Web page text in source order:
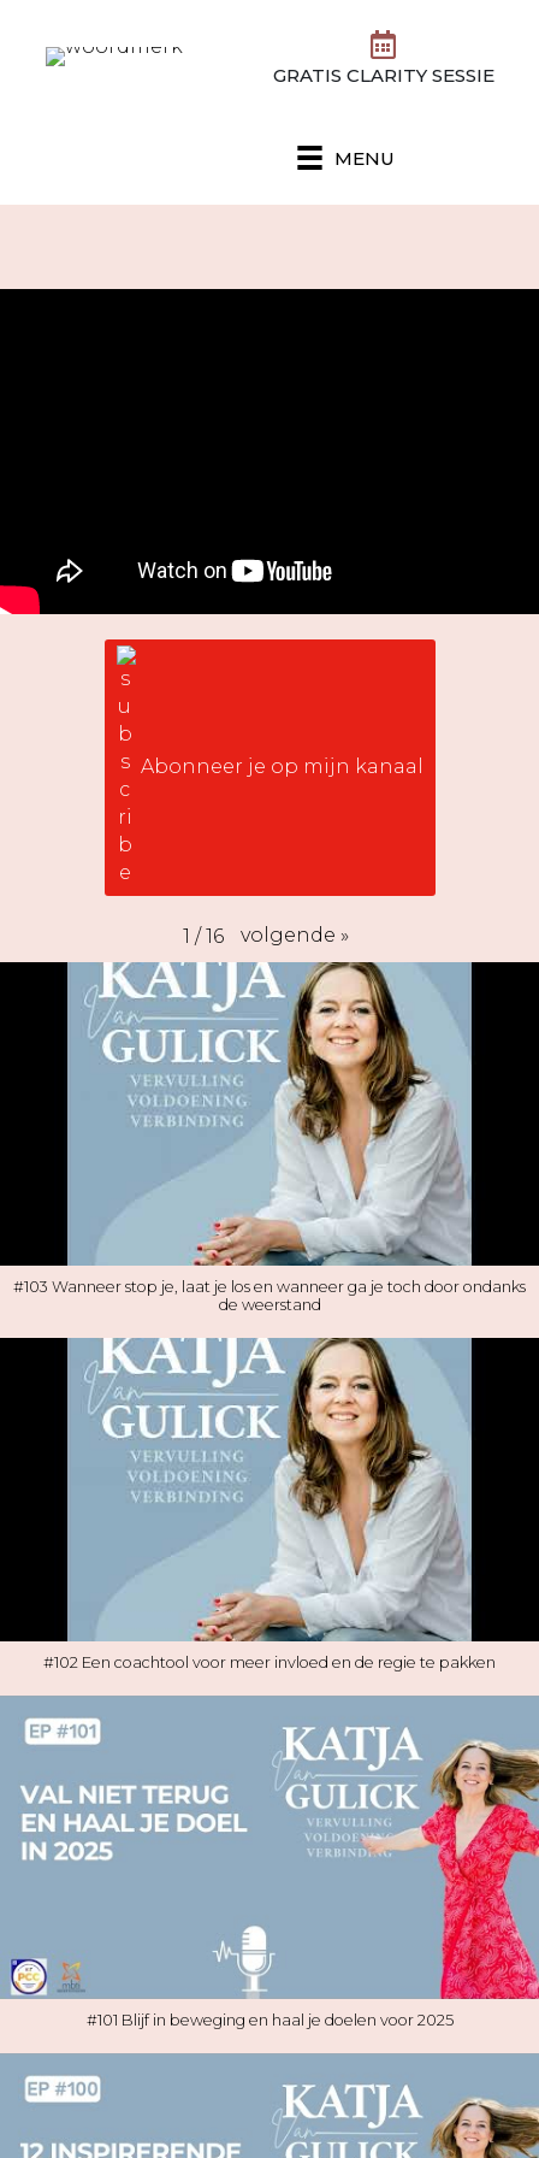
GRATIS CLARITY SESSIE
MENU
Abonneer je op mijn kanaal
1 / 16 volgende »
#103 Wanneer stop je, laat je los en wanneer ga je toch door ondanks
de weerstand
#102 Een coachtool voor meer invloed en de regie te pakken
#101 Blijf in beweging en haal je doelen voor 2025